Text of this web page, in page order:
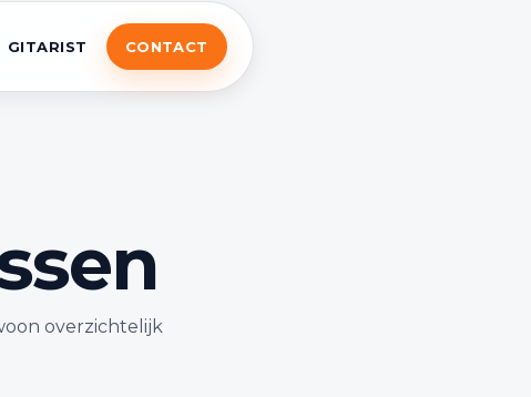
GITARIST CONTACT
overzichtelijk